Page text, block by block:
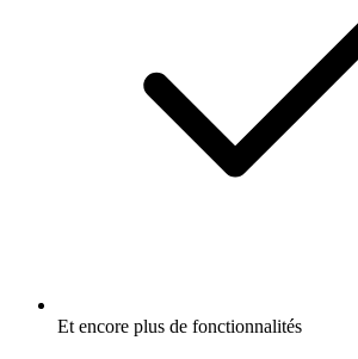
Et encore plus de fonctionnalités